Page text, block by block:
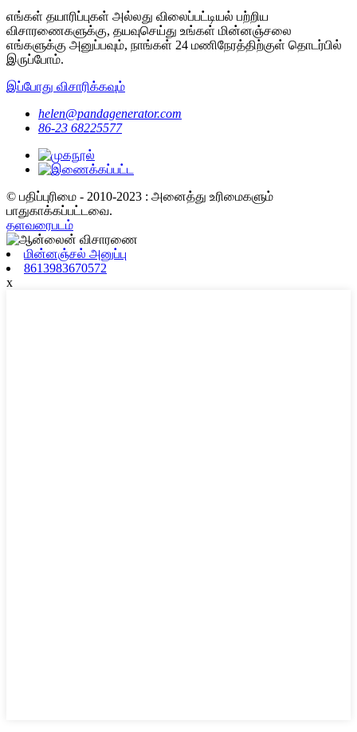
எங்கள் தயாரிப்புகள் அல்லது விலைப்பட்டியல் பற்றிய
விசாரணைகளுக்கு, தயவுசெய்து உங்கள் மின்னஞ்சலை
எங்களுக்கு அனுப்பவும், நாங்கள் 24 மணிநேரத்திற்குள் தொடர்பில்
இருப்போம்.
இப்போது விசாரிக்கவும்
helen@pandagenerator.com
86-23 68225577
© பதிப்புரிமை - 2010-2023 : அனைத்து உரிமைகளும்
பாதுகாக்கப்பட்டவை.
தளவரைபடம்
மின்னஞ்சல் அனுப்பு
8613983670572
x